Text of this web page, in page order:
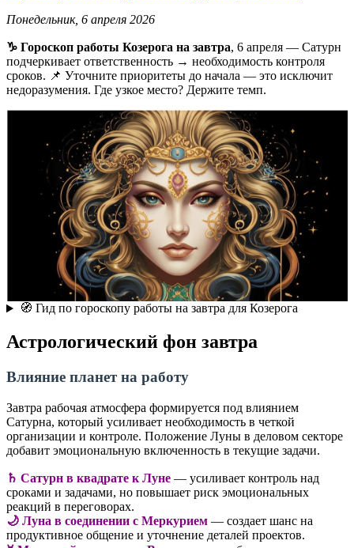
Понедельник, 6 апреля 2026
♑ Гороскоп работы Козерога на завтра, 6 апреля — Сатурн
подчеркивает ответственность → необходимость контроля
сроков. 📌 Уточните приоритеты до начала — это исключит
недоразумения. Где узкое место? Держите темп.
🧭 Гид по гороскопу работы на завтра для Козерога
Астрологический фон завтра
Влияние планет на работу
Завтра рабочая атмосфера формируется под влиянием
Сатурна, который усиливает необходимость в четкой
организации и контроле. Положение Луны в деловом секторе
добавит эмоциональную включенность в текущие задачи.
♄ Сатурн в квадрате к Луне — усиливает контроль над
сроками и задачами, но повышает риск эмоциональных
реакций в переговорах.
🌙 Луна в соединении с Меркурием — создает шанс на
продуктивное общение и уточнение деталей проектов.